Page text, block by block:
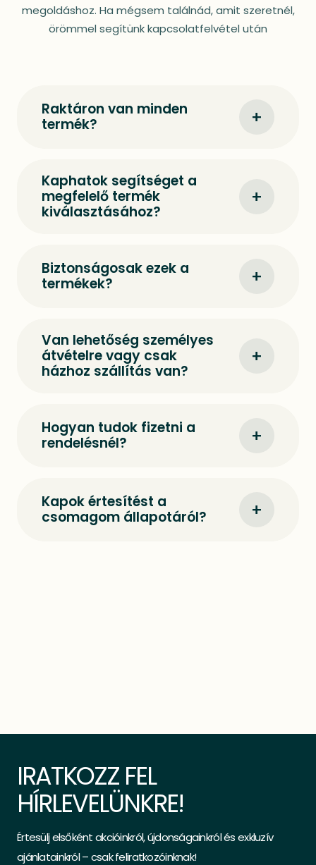
megoldáshoz. Ha mégsem találnád, amit szeretnél,
örömmel segítünk kapcsolatfelvétel után
Raktáron van minden
termék?
+
Kaphatok segítséget a
megfelelő termék
kiválasztásához?
+
Biztonságosak ezek a
termékek?
+
Van lehetőség személyes
átvételre vagy csak
házhoz szállítás van?
+
Hogyan tudok fizetni a
rendelésnél?
+
Kapok értesítést a
csomagom állapotáról?
+
IRATKOZZ FEL
HÍRLEVELÜNKRE!
Értesülj elsőként akcióinkról, újdonságainkról és exkluzív
ajánlatainkról – csak feliratkozóinknak!